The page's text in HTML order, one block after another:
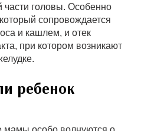
части головы. Особенно
сопровождается
и кашлем, и отек
при котором возникают
ребенок